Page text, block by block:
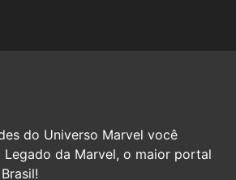
do Universo Marvel você
Legado da Marvel, o maior portal